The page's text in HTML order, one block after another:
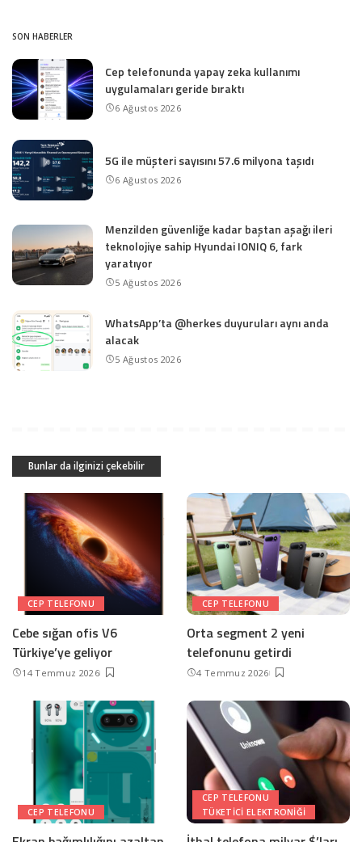
SON HABERLER
Cep telefonunda yapay zeka kullanımı
uygulamaları geride bıraktı
6 Ağustos 2026
5G ile müşteri sayısını 57.6 milyona taşıdı
6 Ağustos 2026
Menzilden güvenliğe kadar baştan aşağı ileri
teknolojiye sahip Hyundai IONIQ 6, fark
yaratıyor
5 Ağustos 2026
WhatsApp’ta @herkes duyuruları aynı anda
alacak
5 Ağustos 2026
Bunlar da ilginizi çekebilir
CEP TELEFONU
Cebe sığan ofis V6
Türkiye’ye geliyor
14 Temmuz 2026
CEP TELEFONU
Orta segment 2 yeni
telefonunu getirdi
4 Temmuz 2026
CEP TELEFONU
CEP TELEFONU
TÜKETICI ELEKTRONIĞI